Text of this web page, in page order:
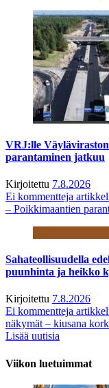
VRJ:lle
parantaminen jatkuu
Kirjoitettu 7.8.2026
Ei kommentteja
– Poikkimaantien
Sahateollisuudella
puunhinta ja heikko
Kirjoitettu 7.8.2026
Ei kommentteja
näkymät – kiusana
Lisää uutisia
Viikon luetuimmat